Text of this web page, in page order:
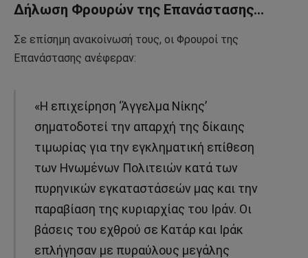
Δήλωση Φρουρών της Επανάστασης…
Σε επίσημη ανακοίνωσή τους, οι Φρουροί της
Επανάστασης ανέφεραν:
«Η επιχείρηση ‘Άγγελμα Νίκης’
σηματοδοτεί την απαρχή της δίκαιης
τιμωρίας για την εγκληματική επίθεση
των Ηνωμένων Πολιτειών κατά των
πυρηνικών εγκαταστάσεών μας και την
παραβίαση της κυριαρχίας του Ιράν. Οι
βάσεις του εχθρού σε Κατάρ και Ιράκ
επλήγησαν με πυραύλους μεγάλης